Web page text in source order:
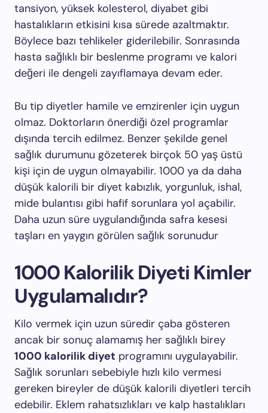
tansiyon, yüksek kolesterol, diyabet gibi
hastalıkların etkisini kısa sürede azaltmaktır.
Böylece bazı tehlikeler giderilebilir. Sonrasında
hasta sağlıklı bir beslenme programı ve kalori
değeri ile dengeli zayıflamaya devam eder.
Bu tip diyetler hamile ve emzirenler için uygun
olmaz. Doktorların önerdiği özel programlar
dışında tercih edilmez. Benzer şekilde genel
sağlık durumunu gözeterek birçok 50 yaş üstü
kişi için de uygun olmayabilir. 1000 ya da daha
düşük kalorili bir diyet kabızlık, yorgunluk, ishal,
mide bulantısı gibi hafif sorunlara yol açabilir.
Daha uzun süre uygulandığında safra kesesi
taşları en yaygın görülen sağlık sorunudur
1000 Kalorilik Diyeti Kimler
Uygulamalıdır?
Kilo vermek için uzun süredir çaba gösteren
ancak bir sonuç alamamış her sağlıklı birey
1000 kalorilik diyet programını uygulayabilir.
Sağlık sorunları sebebiyle hızlı kilo vermesi
gereken bireyler de düşük kalorili diyetleri tercih
edebilir. Eklem rahatsızlıkları ve kalp hastalıkları